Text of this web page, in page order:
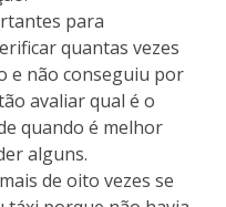
para
quantas vezes
e não conseguiu por
avaliar qual é o
quando é melhor
alguns.
de oito vezes se